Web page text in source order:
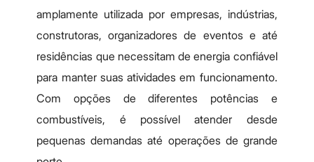
amplamente utilizada por empresas, indústrias,
construtoras, organizadores de eventos e até
residências que necessitam de energia confiável
para manter suas atividades em funcionamento.
Com opções de diferentes potências e
combustíveis, é possível atender desde
pequenas demandas até operações de grande